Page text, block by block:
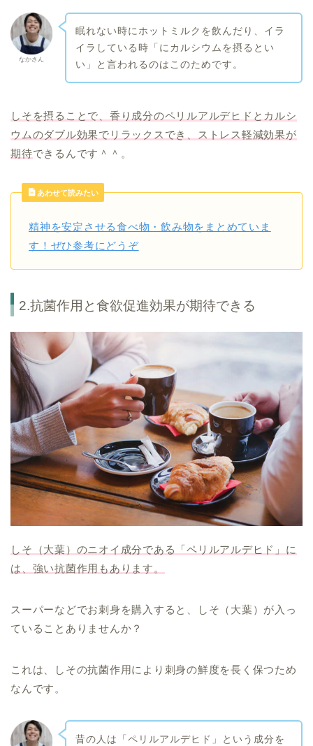
なかさん
眠れない時にホットミルクを飲んだり、イラ
イラしている時「にカルシウムを摂るとい
い」と言われるのはこのためです。
しそを摂ることで、香り成分のペリルアルデヒドとカルシ
ウムのダブル効果でリラックスでき、ストレス軽減効果が
期待できるんです＾＾。
あわせて読みたい
精神を安定させる食べ物・飲み物をまとめていま
す！ぜひ参考にどうぞ
2.抗菌作用と食欲促進効果が期待できる
しそ（大葉）のニオイ成分である「ペリルアルデヒド」に
は、強い抗菌作用もあります。
スーパーなどでお刺身を購入すると、しそ（大葉）が入っ
ていることありませんか？
これは、しその抗菌作用により刺身の鮮度を長く保つため
なんです。
昔の人は「ペリルアルデヒド」という成分を